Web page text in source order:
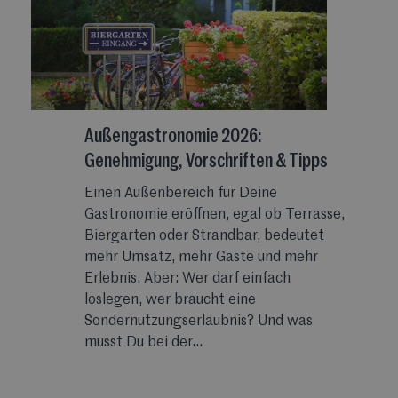
Außengastronomie 2026:
Genehmigung, Vorschriften & Tipps
Einen Außenbereich für Deine
Gastronomie eröffnen, egal ob Terrasse,
Biergarten oder Strandbar, bedeutet
mehr Umsatz, mehr Gäste und mehr
Erlebnis. Aber: Wer darf einfach
loslegen, wer braucht eine
Sondernutzungserlaubnis? Und was
musst Du bei der...